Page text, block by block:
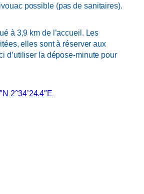
possible (pas de sanitaires).
à 3,9 km de l’accueil. Les
elles sont à réserver aux
d’utiliser la dépose-minute pour
2°34’24.4″E